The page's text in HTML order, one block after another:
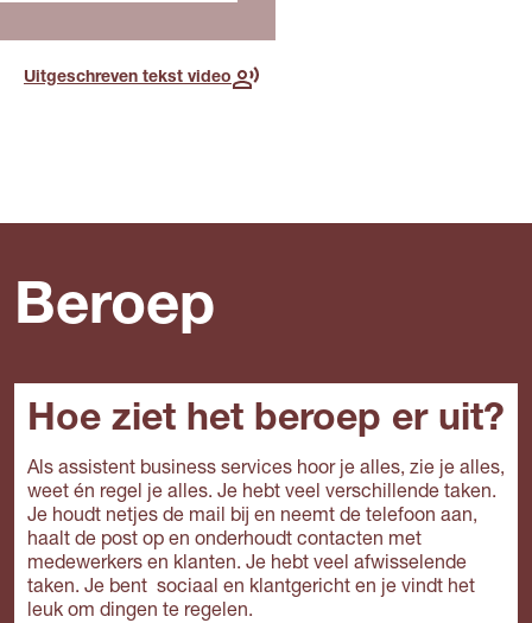
Voor deze opleiding, in dit
toekomst
Uitgeschreven tekst video
Beroep
Hoe ziet het beroep er uit?
Als assistent business services hoor je alles, zie je alles,
weet én regel je alles. Je hebt veel verschillende taken.
Je houdt netjes de mail bij en neemt de telefoon aan,
haalt de post op en onderhoudt contacten met
medewerkers en klanten. Je hebt veel afwisselende
taken. Je bent sociaal en klantgericht en je vindt het
leuk om dingen te regelen.